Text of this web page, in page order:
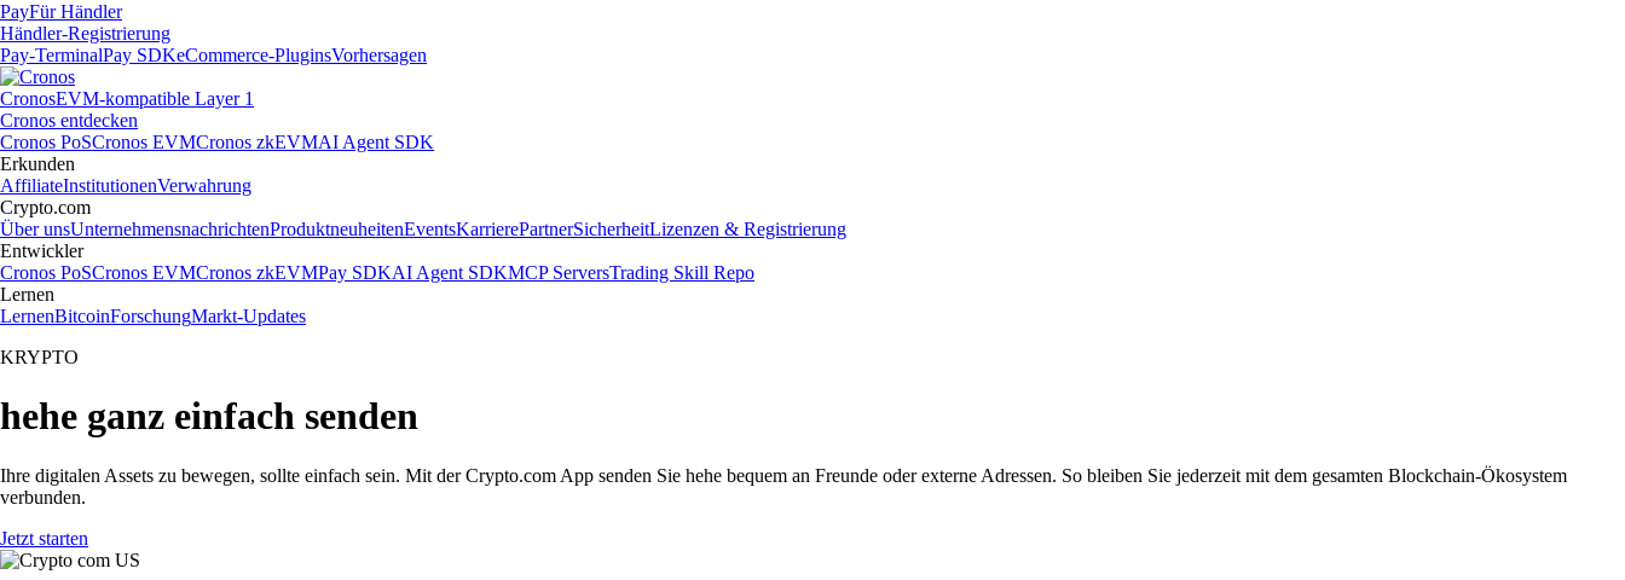
PayFür Händler
Händler-Registrierung
Pay-TerminalPay SDKeCommerce-PluginsVorhersagen
CronosEVM-kompatible Layer 1
Cronos entdecken
Cronos PoSCronos EVMCronos zkEVMAI Agent SDK
Erkunden
AffiliateInstitutionenVerwahrung
Crypto.com
Über unsUnternehmensnachrichtenProduktneuheitenEventsKarrierePartnerSicherheitLizenzen & Registrierung
Entwickler
Cronos PoSCronos EVMCronos zkEVMPay SDKAI Agent SDKMCP ServersTrading Skill Repo
Lernen
LernenBitcoinForschungMarkt-Updates
KRYPTO
hehe ganz einfach senden
Ihre digitalen Assets zu bewegen, sollte einfach sein. Mit der Crypto.com App senden Sie hehe bequem an Freunde oder externe Adressen. So bleiben Sie jederzeit mit dem gesamten Blockchain-Ökosystem
verbunden.
Jetzt starten